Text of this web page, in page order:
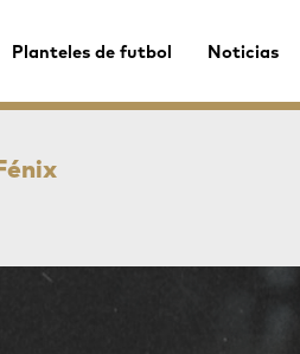
Planteles de futbol Noticias